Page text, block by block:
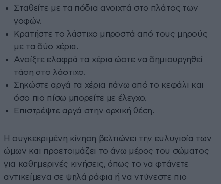
Σταθείτε με τα πόδια ανοιχτά στο πλάτος των
γοφών.
Κρατήστε το λάστιχο μπροστά από τους μηρούς
με τα δύο χέρια.
Ανοίξτε ελαφρά τα χέρια ώστε να δημιουργηθεί
τάση στο λάστιχο.
Σηκώστε αργά τα χέρια πάνω από το κεφάλι και
όσο πιο πίσω μπορείτε με έλεγχο.
Επιστρέψτε αργά στην αρχική θέση.
Η συγκεκριμένη κίνηση βελτιώνει την ευλυγισία των
ώμων και προετοιμάζει το άνω μέρος του σώματος
για καθημερινές κινήσεις, όπως το να φτάνετε
αντικείμενα σε ψηλά ράφια ή να ντύνεστε πιο